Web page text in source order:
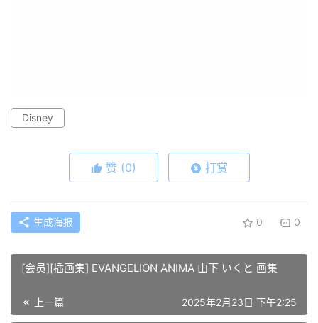
Disney
赞 (0) 打赏
生成海报 0 0
[会员][插画集] EVANGELION ANIMA 山下 いくと 画集
上一篇 2025年2月23日 下午2:25